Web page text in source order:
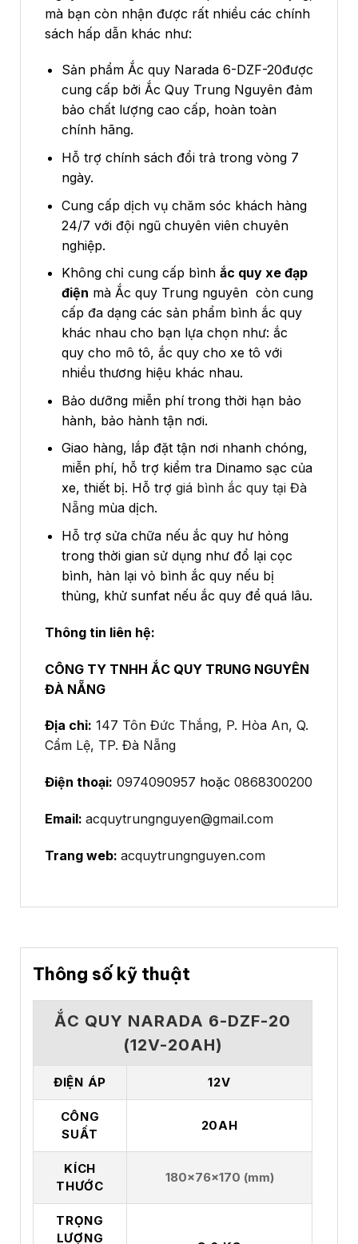
mà bạn còn nhận được rất nhiều các chính
sách hấp dẫn khác như:
Sản phẩm Ắc quy Narada 6-DZF-20được
cung cấp bởi Ắc Quy Trung Nguyên đảm
bảo chất lượng cao cấp, hoàn toàn
chính hãng.
Hỗ trợ chính sách đổi trả trong vòng 7
ngày.
Cung cấp dịch vụ chăm sóc khách hàng
24/7 với đội ngũ chuyên viên chuyên
nghiệp.
Không chỉ cung cấp bình ắc quy xe đạp
điện mà Ắc quy Trung nguyên còn cung
cấp đa dạng các sản phẩm bình ắc quy
khác nhau cho bạn lựa chọn như: ắc
quy cho mô tô, ắc quy cho xe tô với
nhiều thương hiệu khác nhau.
Bảo dưỡng miễn phí trong thời hạn bảo
hành, bảo hành tận nơi.
Giao hàng, lắp đặt tận nơi nhanh chóng,
miễn phí, hỗ trợ kiểm tra Dinamo sạc của
xe, thiết bị. Hỗ trợ giá bình ắc quy tại Đà
Nẵngmùa dịch.
Hỗ trợ sửa chữa nếu ắc quy hư hỏng
trong thời gian sử dụng như đổ lại cọc
bình, hàn lại vỏ bình ắc quy nếu bị
thủng, khử sunfat nếu ắc quy để quá lâu.
Thông tin liên hệ:
CÔNG TY TNHH ẮC QUY TRUNG NGUYÊN
ĐÀ NẴNG
Địa chỉ: 147 Tôn Đức Thắng, P. Hòa An, Q.
Cẩm Lệ, TP. Đà Nẵng
Điện thoại: 0974090957 hoặc 0868300200
Email: acquytrungnguyen@gmail.com
Trang web: acquytrungnguyen.com
Thông số kỹ thuật
ẮC QUY NARADA 6-DZF-20
(12V-20AH)
ĐIỆN ÁP 12V
CÔNG
SUẤT
20AH
KÍCH
THƯỚC
180x76x170 (mm)
TRỌNG
LƯỢNG